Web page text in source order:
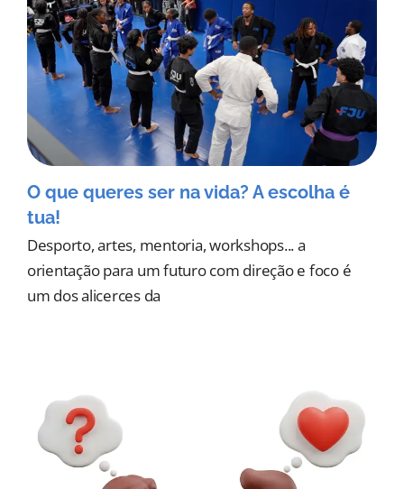
O que queres ser na vida? A escolha é
tua!
Desporto, artes, mentoria, workshops... a
orientação para um futuro com direção e foco é
um dos alicerces da